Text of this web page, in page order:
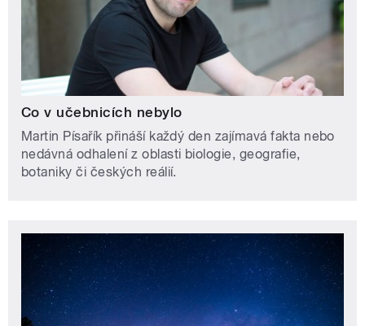
Co v učebnicích nebylo
Martin Písařík přináší každý den zajímavá fakta nebo
nedávná odhalení z oblasti biologie, geografie,
botaniky či českých reálií.